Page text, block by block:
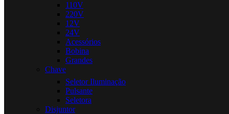
110V
220V
12V
24V
Acessórios
Bobina
Grandes
Chave
Seletor Iluminação
Pulsante
Seletora
Disjuntor